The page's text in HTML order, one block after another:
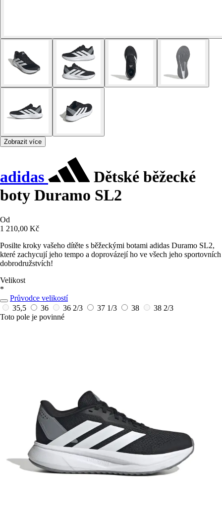
Zobrazit více
adidas
Dětské běžecké
boty Duramo SL2
Od
1 210,00 Kč
Posilte kroky vašeho dítěte s běžeckými botami adidas Duramo SL2,
které zachycují jeho tempo a doprovázejí ho ve všech jeho sportovních
dobrodružstvích!
Velikost
*
Průvodce velikostí
35,5
36 36 2/3 37 1/3 38
38 2/3
Toto pole je povinné